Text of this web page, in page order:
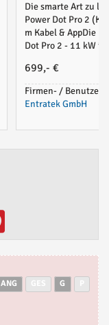
Die smarte Art zu
Power Dot Pro 2
m Kabel & AppDie
Dot Pro 2 - 11 kW
699,- €
Firmen- /
Entratek GmbH
ANG G